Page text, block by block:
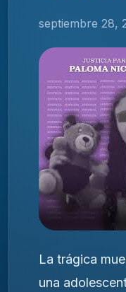
septiembre 28,
La trágica
una